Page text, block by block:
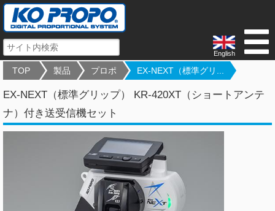
English
TOP 製品 プロポ EX-NEXT（標準グリ...
EX-NEXT（標準グリップ） KR-420XT（ショートアンテ
ナ）付き送受信機セット